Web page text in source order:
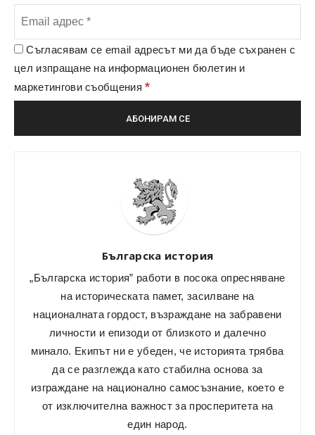
Съгласявам се email адресът ми да бъде съхранен с
цел изпращане на информационен бюлетин и
маркетингови съобщения*
Българска история
„Българска история” работи в посока опресняване
на историческата памет, засилване на
националната гордост, възраждане на забравени
личности и епизоди от близкото и далечно
минало. Екипът ни е убеден, че историята трябва
да се разглежда като стабилна основа за
изграждане на национално самосъзнание, което е
от изключителна важност за просперитета на
един народ.